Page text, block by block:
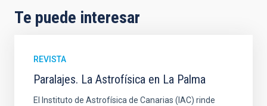
Te puede interesar
REVISTA
Paralajes. La Astrofísica en La Palma
El Instituto de Astrofísica de Canarias (IAC) rinde